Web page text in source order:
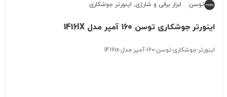
توسن ابزار برقی و شارژی, اینورتر جوشکاری
اینورتر جوشکاری توسن 160 آمپر مدل 1416IX
اینورتر-جوشکاری-توسن-160-آمپر-مدل-1416ix